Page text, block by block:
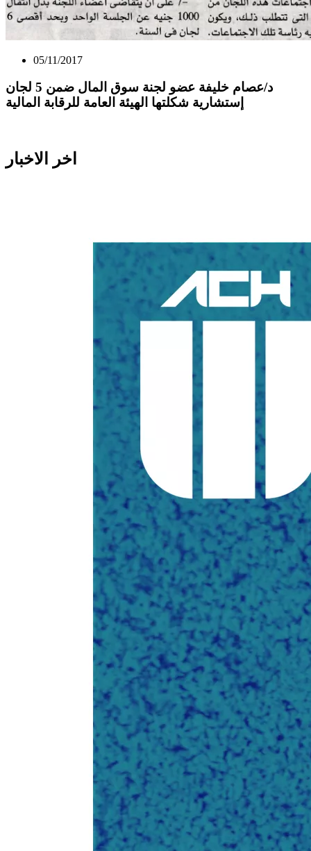
05/11/2017
د/عصام خليفة عضو لجنة سوق المال ضمن 5 لجان
إستشارية شكلتها الهيئة العامة للرقابة المالية
اخر الاخبار